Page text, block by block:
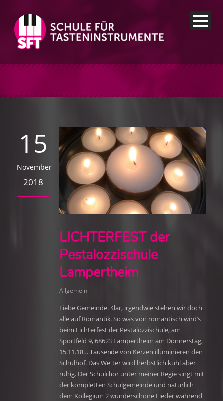
15
November
2018
LICHTERFEST der
Pestalozzischule
Lampertheim
Allgemein
Liebe Gemeinde. Klar, irgendwie stehen wir doch
alle auf Romantik. So was von romantisch wird’s
beim Lichterfest der Pestalozzischule, am
Sportfeld 9, 68623 Lampertheim am Donnerstag,
15.11.18… Tausende von Kerzen illuminieren den
Schulhof. Das Wetter wird herbstlich kühl aber
ruhig. Der Schulchor unter meiner Regie singt mit
der kompletten Schulgemeinde und natürlich
dem Kollegium 2 wunderschöne Lieder während